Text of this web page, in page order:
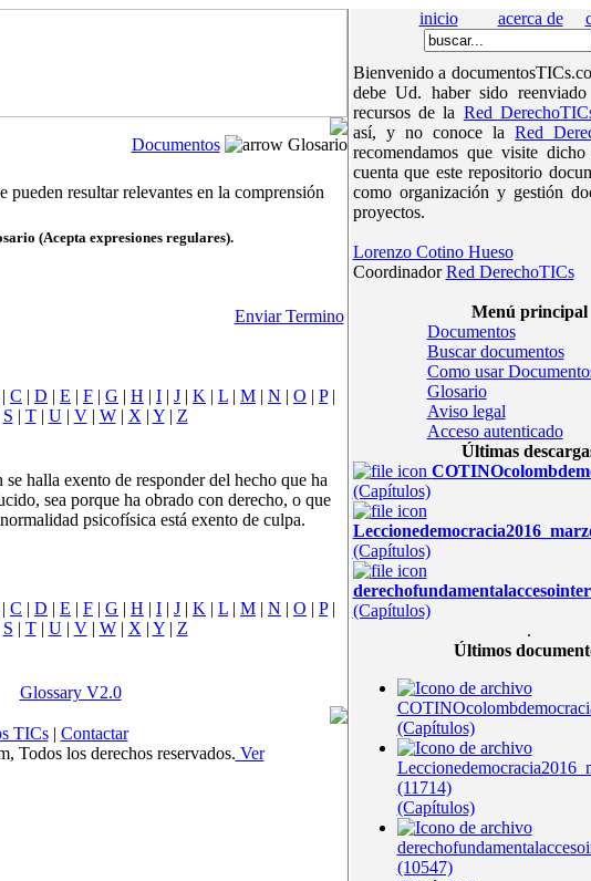
Documentos
Glosario
pueden resultar relevantes en la comprensión
(Acepta expresiones regulares).
Enviar Termino
| C | D | E | F | G | H | I | J | K | L | M | N | O | P|
S | T| U| V| W| X | Y| Z
se halla exento de responder del hecho que ha
sea porque ha obrado con derecho, o que
psicofísica está exento de culpa.
| C | D | E | F | G | H | I | J | K | L | M | N | O | P|
S | T| U| V| W| X | Y| Z
Glossary V2.0
TICs| Contactar
Todos los derechos reservados. Ver
inicio acerca de
Bienvenido a
debe Ud. haber sido
recursos de la Red
así, y no conoce laRed
recomendamos que visite
cuenta que este repositorio
como organización y gestión
proyectos.
Lorenzo Cotino Hueso
CoordinadorRed DerechoTICs
Menú principal
Documentos
Buscar documentos
Como usar
Glosario
Aviso legal
Acceso autenticado
Últimas
(Capítulos)
(Capítulos)
(Capítulos)
.
Últimos
(Capítulos)
(11714)
(Capítulos)
(10547)